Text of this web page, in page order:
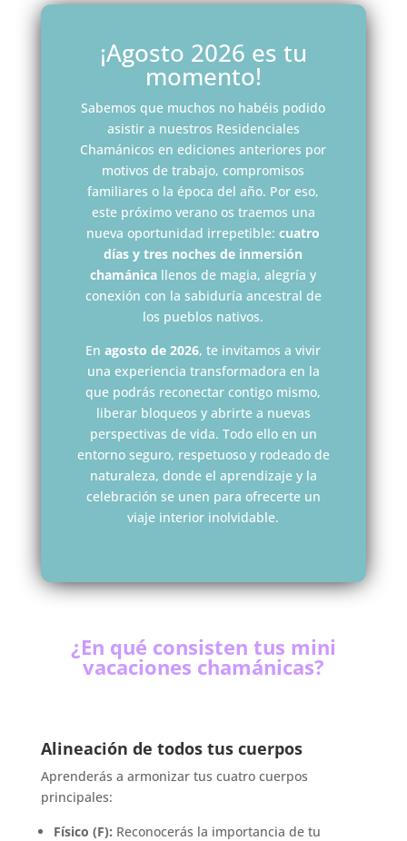
¡Agosto 2026 es tu
momento!
Sabemos que muchos no habéis podido
asistir a nuestros Residenciales
Chamánicos en ediciones anteriores por
motivos de trabajo, compromisos
familiares o la época del año. Por eso,
este próximo verano os traemos una
nueva oportunidad irrepetible:cuatro
días y tres noches de inmersión
chamánica llenos de magia, alegría y
conexión con la sabiduría ancestral de
los pueblos nativos.
Enagosto de 2026, te invitamos a vivir
una experiencia transformadora en la
que podrás reconectar contigo mismo,
liberar bloqueos y abrirte a nuevas
perspectivas de vida. Todo ello en un
entorno seguro, respetuoso y rodeado de
naturaleza, donde el aprendizaje y la
celebración se unen para ofrecerte un
viaje interior inolvidable.
¿En qué consisten tus mini
vacaciones chamánicas?
Alineación de todos tus cuerpos
Aprenderás a armonizar tus cuatro cuerpos
principales:
Físico (F): Reconocerás la importancia de tu